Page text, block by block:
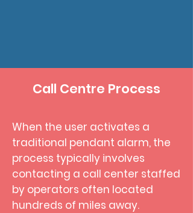
Call Centre Process
When the user activates a
traditional pendant alarm, the
process typically involves
contacting a call center staffed
by operators often located
hundreds of miles away.